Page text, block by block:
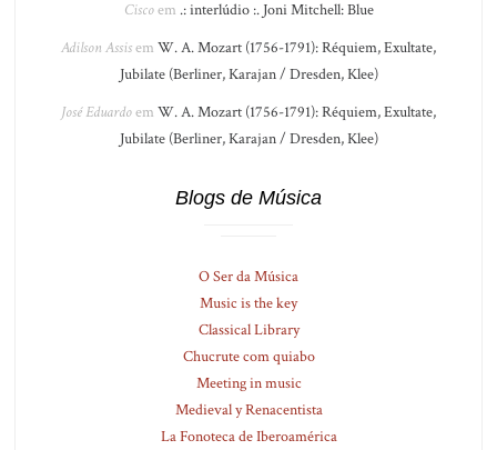
Ciscoem .: interlúdio :. Joni Mitchell: Blue
Adilson Assisem W. A. Mozart (1756-1791): Réquiem, Exultate,
Jubilate (Berliner, Karajan / Dresden, Klee)
José Eduardoem W. A. Mozart (1756-1791): Réquiem, Exultate,
Jubilate (Berliner, Karajan / Dresden, Klee)
Blogs de Música
O Ser da Música
Music is the key
Classical Library
Chucrute com quiabo
Meeting in music
Medieval y Renacentista
La Fonoteca de Iberoamérica